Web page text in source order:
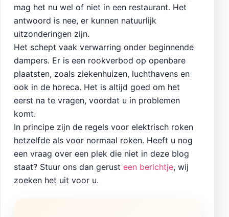
mag het nu wel of niet in een restaurant. Het
antwoord is nee, er kunnen natuurlijk
uitzonderingen zijn.
Het schept vaak verwarring onder beginnende
dampers. Er is een rookverbod op openbare
plaatsten, zoals ziekenhuizen, luchthavens en
ook in de horeca. Het is altijd goed om het
eerst na te vragen, voordat u in problemen
komt.
In principe zijn de regels voor elektrisch roken
hetzelfde als voor normaal roken. Heeft u nog
een vraag over een plek die niet in deze blog
staat? Stuur ons dan gerust een berichtje, wij
zoeken het uit voor u.